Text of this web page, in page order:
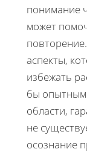
понимание
может
аспекты,
избежать
бы опытным
области,
не
осознание